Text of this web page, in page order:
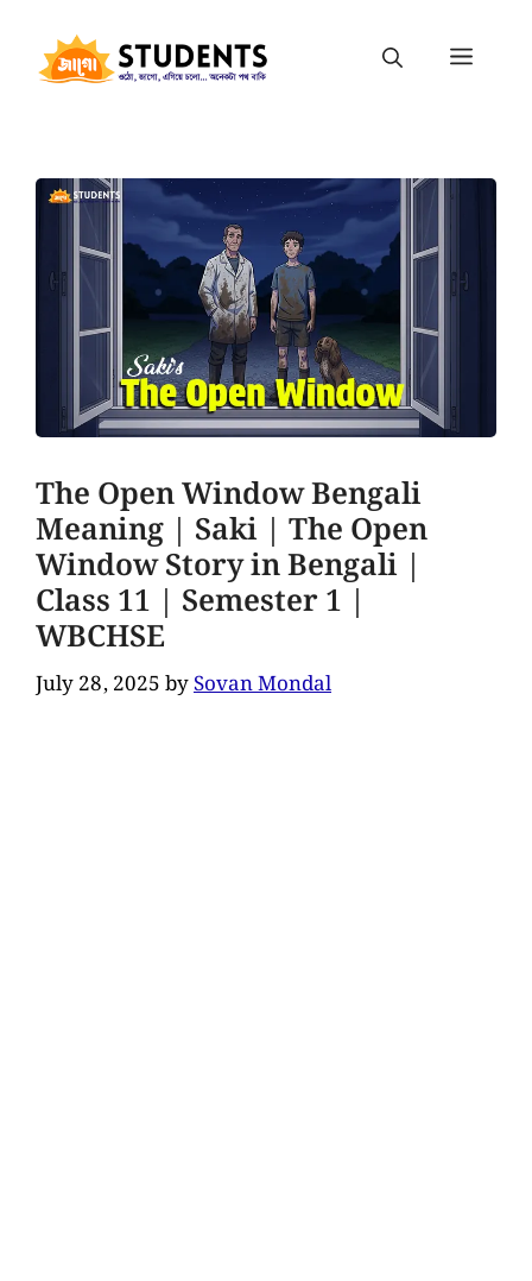
The Open Window Bengali
Meaning | Saki | The Open
Window Story in Bengali |
Class 11 | Semester 1 |
WBCHSE
July 28, 2025bySovan Mondal